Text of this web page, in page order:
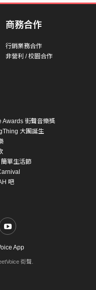
商務合作
行銷業務合作
非營利 / 校園合作
Awards 街聲音樂獎
大團誕生
單生活節
吧
App
街聲.